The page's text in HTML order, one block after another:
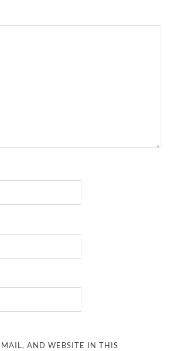
AND WEBSITE IN THIS